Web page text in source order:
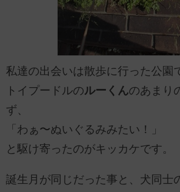
私達の出会いは散歩に行った公園
トイプードルのルーくんのあまり
ず、
「わぁ〜ぬいぐるみみたい！」
と駆け寄ったのがキッカケです。
誕生月が同じだった事と、犬同士